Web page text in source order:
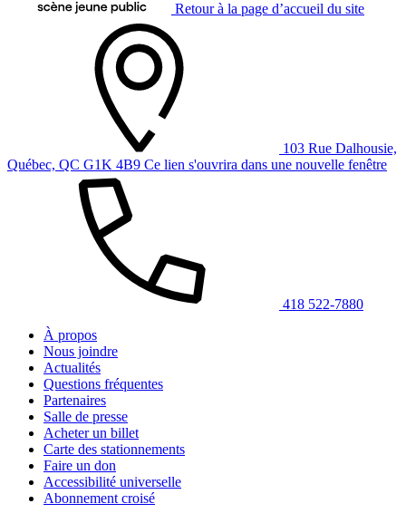
Retour à la page d’accueil du site
103 Rue Dalhousie,
Québec, QC G1K 4B9 Ce lien s'ouvrira dans une nouvelle fenêtre
418 522-7880
À propos
Nous joindre
Actualités
Questions fréquentes
Partenaires
Salle de presse
Acheter un billet
Carte des stationnements
Faire un don
Accessibilité universelle
Abonnement croisé